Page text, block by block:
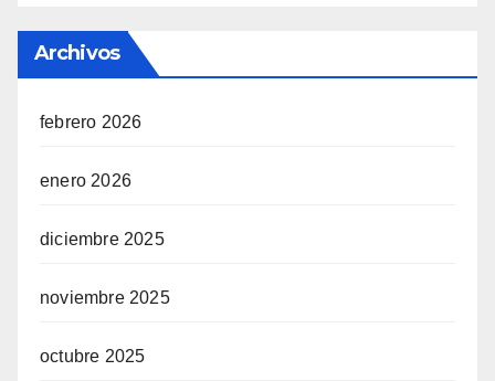
Archivos
febrero 2026
enero 2026
diciembre 2025
noviembre 2025
octubre 2025